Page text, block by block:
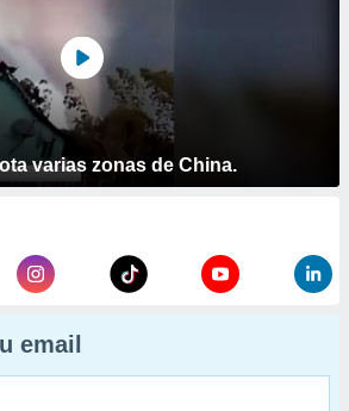
varias zonas de China.
email